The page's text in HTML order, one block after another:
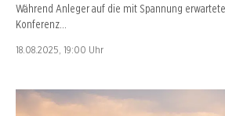
Während Anleger auf die mit Spannung
Konferenz…
18.08.2025, 19:00 Uhr